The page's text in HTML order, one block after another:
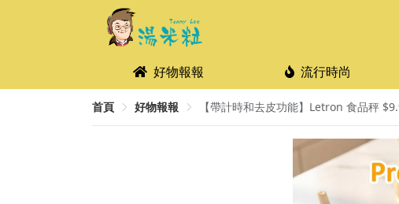
好物報報 流行時尚
首頁 好物報報 【帶計時和去皮功能】Letron 食品秤